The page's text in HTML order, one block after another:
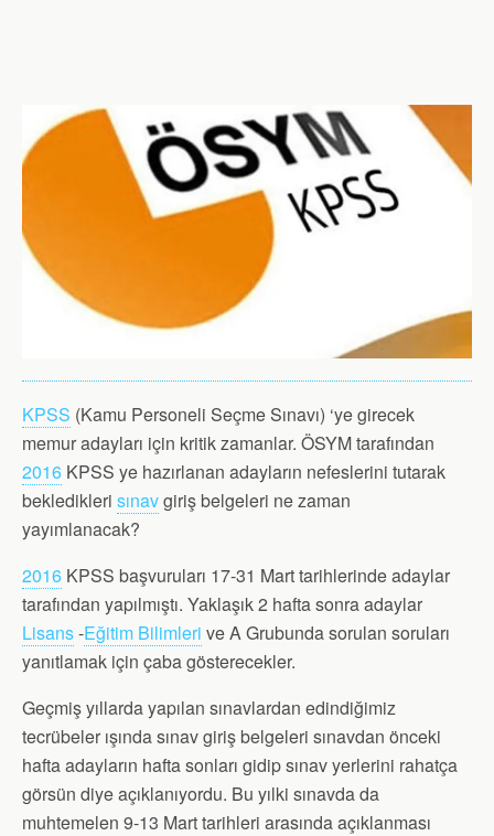
KPSS (Kamu Personeli Seçme Sınavı) ‘ye girecek
memur adayları için kritik zamanlar. ÖSYM tarafından
2016 KPSS ye hazırlanan adayların nefeslerini tutarak
bekledikleri sınavgiriş belgeleri ne zaman
yayımlanacak?
2016 KPSS başvuruları 17-31 Mart tarihlerinde adaylar
tarafından yapılmıştı. Yaklaşık 2 hafta sonra adaylar
Lisans-Eğitim Bilimleri ve A Grubunda sorulan soruları
yanıtlamak için çaba gösterecekler.
Geçmiş yıllarda yapılan sınavlardan edindiğimiz
tecrübeler ışında sınav giriş belgeleri sınavdan önceki
hafta adayların hafta sonları gidip sınav yerlerini rahatça
görsün diye açıklanıyordu. Bu yılki sınavda da
muhtemelen 9-13 Mart tarihleri arasında açıklanması